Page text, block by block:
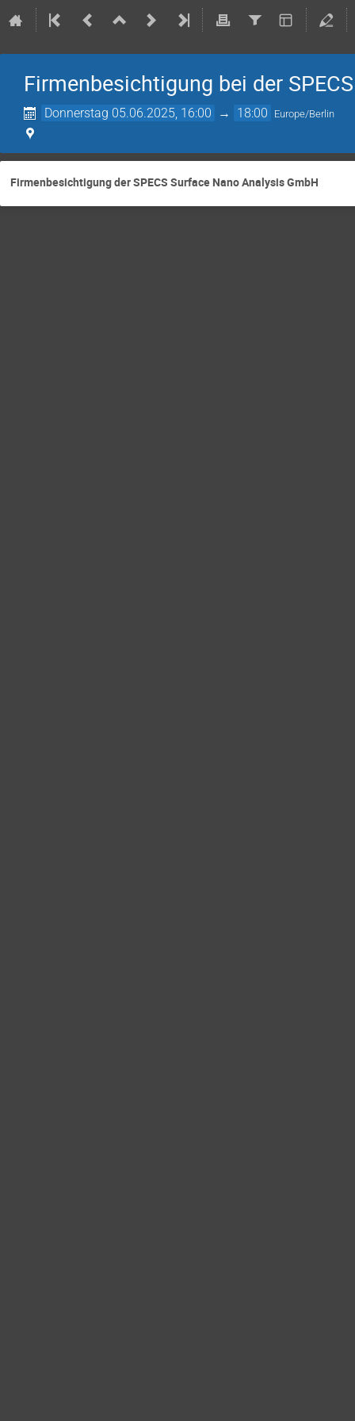
Firmenbesichtigung bei der
Donnerstag 05.06.2025, 16:00 → 18:00 Europe/Berlin
Firmenbesichtigung der SPECS Surface Nano Analysis GmbH